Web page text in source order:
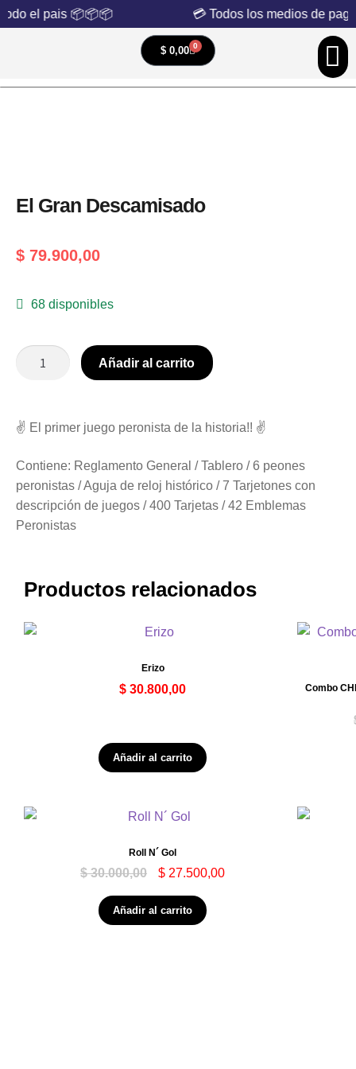
el pais 📦📦📦 💳 Todos los medios de
$ 0,00 0
El Gran Descamisado
$ 79.900,00
68 disponibles
Añadir al carrito
✌ El primer juego peronista de la historia!! ✌
Contiene: Reglamento General / Tablero / 6 peones
peronistas / Aguja de reloj histórico / 7 Tarjetones con
descripción de juegos / 400 Tarjetas / 42 Emblemas
Peronistas
Productos relacionados
Erizo
$ 30.800,00
Añadir al carrito
Combo
Roll N´ Gol
$30.000,00 $27.500,00
Añadir al carrito